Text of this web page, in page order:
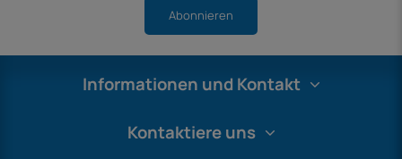
Abonnieren
Informationen und Kontakt
Kontaktiere uns